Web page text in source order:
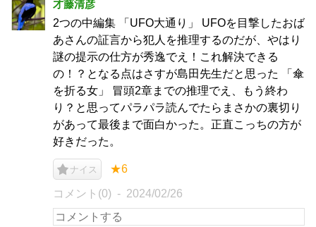
才藤清彦
2つの中編集 「UFO大通り」 UFOを目撃したおば
あさんの証言から犯人を推理するのだが、やはり
謎の提示の仕方が秀逸でえ！これ解決できる
の！？となる点はさすが島田先生だと思った 「傘
を折る女」 冒頭2章までの推理でえ、もう終わ
り？と思ってパラパラ読んでたらまさかの裏切り
があって最後まで面白かった。正直こっちの方が
好きだった。
ナイス ★6
コメント(0) 2024/02/26